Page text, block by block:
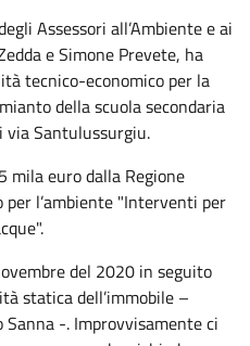
Assessori all’Ambiente e ai
e Simone Prevete, ha
tecnico-economico per la
della scuola secondaria
via Santulussurgiu.
mila euro dalla Regione
per l’ambiente "Interventi per
del 2020 in seguito
statica dell’immobile –
-. Improvvisamente ci